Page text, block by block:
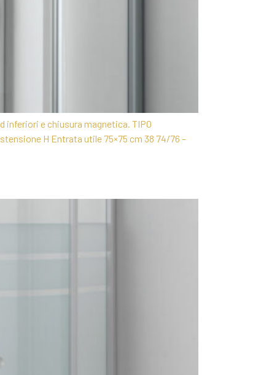
e chiusura magnetica. TIPO
H Entrata utile 75×75 cm 38 74/76 –